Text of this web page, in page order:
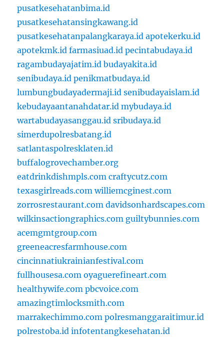
pusatkesehatanbima.id
pusatkesehatansingkawang.id
pusatkesehatanpalangkaraya.id apotekerku.id
apotekmk.id farmasiuad.id pecintabudaya.id
ragambudayajatim.id budayakita.id
senibudaya.id penikmatbudaya.id
lumbungbudayadermaji.id senibudayaislam.id
kebudayaantanahdatar.id mybudaya.id
wartabudayasanggau.id sribudaya.id
simerdupolresbatang.id
satlantaspolresklaten.id
buffalogrovechamber.org
eatdrinkdishmpls.com craftycutz.com
texasgirlreads.com williemcginest.com
zorrosrestaurant.com davidsonhardscapes.com
wilkinsactiongraphics.com guiltybunnies.com
acemgmtgroup.com
greeneacresfarmhouse.com
cincinnatiukrainianfestival.com
fullhousesa.com oyaguerefineart.com
healthywife.com pbcvoice.com
amazingtimlocksmith.com
marrakechimmo.com polresmanggaraitimur.id
polrestoba.id infotentangkesehatan.id